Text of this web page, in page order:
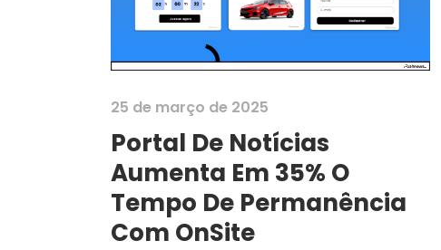
25 de março de 2025
Portal De Notícias
Aumenta Em 35% O
Tempo De Permanência
Com OnSite